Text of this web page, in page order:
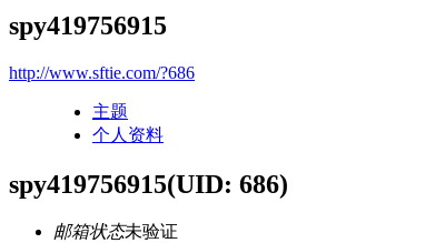
spy419756915
http://www.sftie.com/?686
主题
个人资料
spy419756915(UID: 686)
邮箱状态未验证